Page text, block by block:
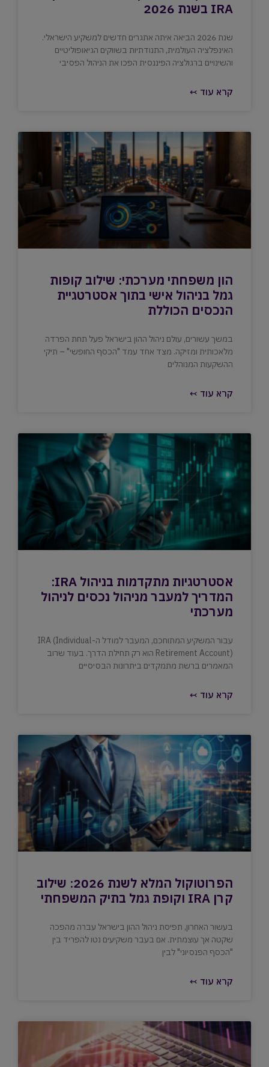
IRA בשנת 2026
שנת 2026 הביאה איתה אתגרים חדשים למשקיע הישראלי.
האינפלציה העולמית, התנודתיות בשווקים הגיאופוליטיים
והשינויים ברגולציה הפיננסית הפכו את הניהול הפסיבי
קרא עוד ↢
הון משפחתי מערכתי: שילוב קופות
גמל בניהול אישי בתוך אסטרטגיית
הנכסים הכוללת
במשך עשורים, עולם ניהול ההון בישראל פעל תחת הפרדה
מלאכותית ומזיקה. מצד אחד עמד "הכסף החופשי" – תיקי
ההשקעות המנוהלים
קרא עוד ↢
אסטרטגיות מתקדמות בניהול IRA:
המדריך למעבר מניהול נכסים לניהול
מערכתי
עבור המשקיע המתוחכם, המעבר למודל ה-IRA (Individual
Retirement Account) הוא רק תחילת הדרך. בעוד שרוב
המאמרים ברשת מתמקדים ביתרונות הבסיסיים
קרא עוד ↢
הפרוטוקול המלא לשנת 2026: שילוב
קרן IRA וקופת גמל בתיק המשפחתי
בעשור האחרון, תפיסת ניהול ההון בישראל עברה מהפכה
שקטה אך עוצמתית. אם בעבר משקיעים נטו להפריד בין
"הכסף הפנסיוני" לבין
קרא עוד ↢